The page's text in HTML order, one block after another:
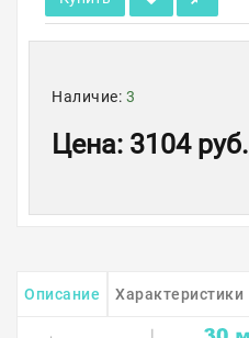
Наличие: 3
Цена: 3104 руб.
Описание Характеристики